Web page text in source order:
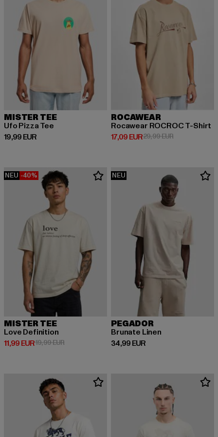
MISTER TEE
Ufo Pizza Tee
19,99 EUR
Derzeitiger Preis: 19,99 EUR
ROCAWEAR
Rocawear ROCROC T-Shirt
17,09 EUR
Derzeitiger Preis: 17,09 EUR
29,99 EURAktionspreis:
NEU -40%
MISTER TEE
Love Definition
11,99 EUR
Derzeitiger Preis: 11,99 EUR
19,99 EURAktionspreis: 19,99 EUR
NEU
PEGADOR
Brunate Linen
34,99 EUR
Derzeitiger Preis: 34,99 EUR